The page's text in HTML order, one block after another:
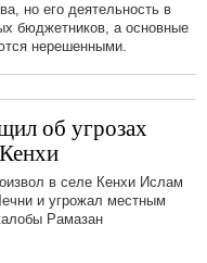
но его деятельность в
бюджетников, а основные
нерешенными.
об угрозах
в селе Кенхи Ислам
и угрожал местным
Рамазан